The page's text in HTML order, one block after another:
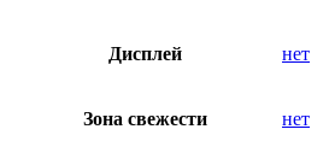
Дисплей нет
Зона свежести нет